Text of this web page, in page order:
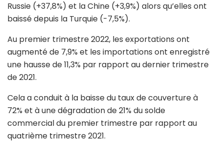
Russie (+37,8%) et la Chine (+3,9%) alors qu’elles ont
baissé depuis la Turquie (-7,5%).
Au premier trimestre 2022, les exportations ont
augmenté de 7,9% et les importations ont enregistré
une hausse de 11,3% par rapport au dernier trimestre
de 2021.
Cela a conduit à la baisse du taux de couverture à
72% et à une dégradation de 21% du solde
commercial du premier trimestre par rapport au
quatrième trimestre 2021.